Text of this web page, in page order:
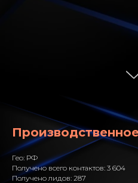
Гео: РФ
Получено всего контактов: 3 604
Получено лидов: 287